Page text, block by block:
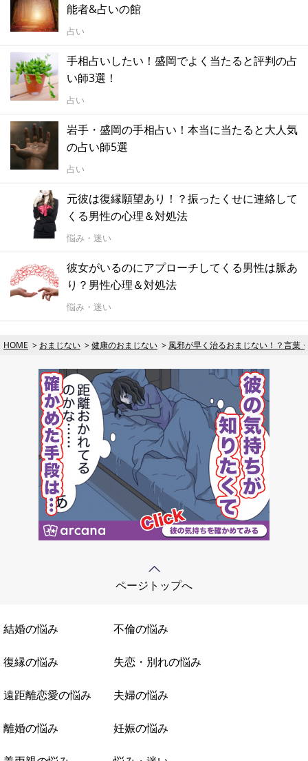
能者&占いの館
占い
手相占いしたい！盛岡でよく当たると評判の占
い師3選！
占い
岩手・盛岡の手相占い！本当に当たると大人気
の占い師5選
占い
元彼は復縁願望あり！？振ったくせに連絡して
くる男性の心理＆対処法
悩み・迷い
彼女がいるのにアプローチしてくる男性は脈あ
り？男性心理＆対処法
悩み・迷い
HOME おまじない 健康のおまじない 風邪が早く治るおまじない！？言葉
ページトップへ
結婚の悩み 不倫の悩み
復縁の悩み 失恋・別れの悩み
遠距離恋愛の悩み 夫婦の悩み
離婚の悩み 妊娠の悩み